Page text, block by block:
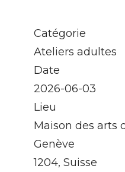
Catégorie
Ateliers adultes
Date
2026-06-03
Lieu
Maison des arts
Genève
1204, Suisse